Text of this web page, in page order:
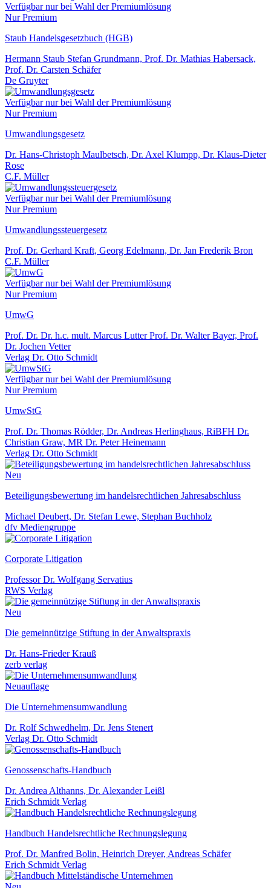
Verfügbar nur bei Wahl der Premiumlösung
Nur Premium
Staub Handelsgesetzbuch (HGB)
Hermann Staub Stefan Grundmann, Prof. Dr. Mathias Habersack,
Prof. Dr. Carsten Schäfer
De Gruyter
Verfügbar nur bei Wahl der Premiumlösung
Nur Premium
Umwandlungsgesetz
Dr. Hans-Christoph Maulbetsch, Dr. Axel Klumpp, Dr. Klaus-Dieter
Rose
C.F. Müller
Verfügbar nur bei Wahl der Premiumlösung
Nur Premium
Umwandlungssteuergesetz
Prof. Dr. Gerhard Kraft, Georg Edelmann, Dr. Jan Frederik Bron
C.F. Müller
Verfügbar nur bei Wahl der Premiumlösung
Nur Premium
UmwG
Prof. Dr. Dr. h.c. mult. Marcus Lutter Prof. Dr. Walter Bayer, Prof.
Dr. Jochen Vetter
Verlag Dr. Otto Schmidt
Verfügbar nur bei Wahl der Premiumlösung
Nur Premium
UmwStG
Prof. Dr. Thomas Rödder, Dr. Andreas Herlinghaus, RiBFH Dr.
Christian Graw, MR Dr. Peter Heinemann
Verlag Dr. Otto Schmidt
Neu
Beteiligungsbewertung im handelsrechtlichen Jahresabschluss
Michael Deubert, Dr. Stefan Lewe, Stephan Buchholz
dfv Mediengruppe
Corporate Litigation
Professor Dr. Wolfgang Servatius
RWS Verlag
Neu
Die gemeinnützige Stiftung in der Anwaltspraxis
Dr. Hans-Frieder Krauß
zerb verlag
Neuauflage
Die Unternehmensumwandlung
Dr. Rolf Schwedhelm, Dr. Jens Stenert
Verlag Dr. Otto Schmidt
Genossenschafts-Handbuch
Dr. Andrea Althanns, Dr. Alexander Leißl
Erich Schmidt Verlag
Handbuch Handelsrechtliche Rechnungslegung
Prof. Dr. Manfred Bolin, Heinrich Dreyer, Andreas Schäfer
Erich Schmidt Verlag